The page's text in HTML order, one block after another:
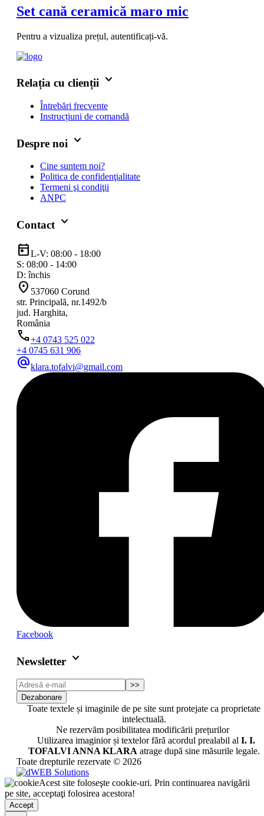
Set cană ceramică maro mic
Pentru a vizualiza prețul, autentificați-vă.
Relația cu clienții keyboard_arrow_down
Întrebări frecvente
Instrucțiuni de comandă
Despre noi keyboard_arrow_down
Cine suntem noi?
Politica de confidenţialitate
Termeni şi condiţii
ANPC
Contact keyboard_arrow_down
todayL-V: 08:00 - 18:00
S: 08:00 - 14:00
D: închis
location_on 537060 Corund
str. Principală, nr.1492/b
jud. Harghita,
România
phone+4 0743 525 022
+4 0745 631 906
alternate_emailklara.tofalvi@gmail.com
Facebook
Newsletter keyboard_arrow_down
>>
Dezabonare
Toate textele și imaginile de pe site sunt protejate ca proprietate
intelectuală.
Ne rezervăm posibilitatea modificării prețurilor
Utilizarea imaginior și textelor fără acordul prealabil al I. I.
TOFALVI ANNA KLARA atrage după sine măsurile legale.
Toate drepturile rezervate © 2026
Acest site foloseşte cookie-uri. Prin continuarea navigării
pe site, acceptaţi folosirea acestora!
Accept